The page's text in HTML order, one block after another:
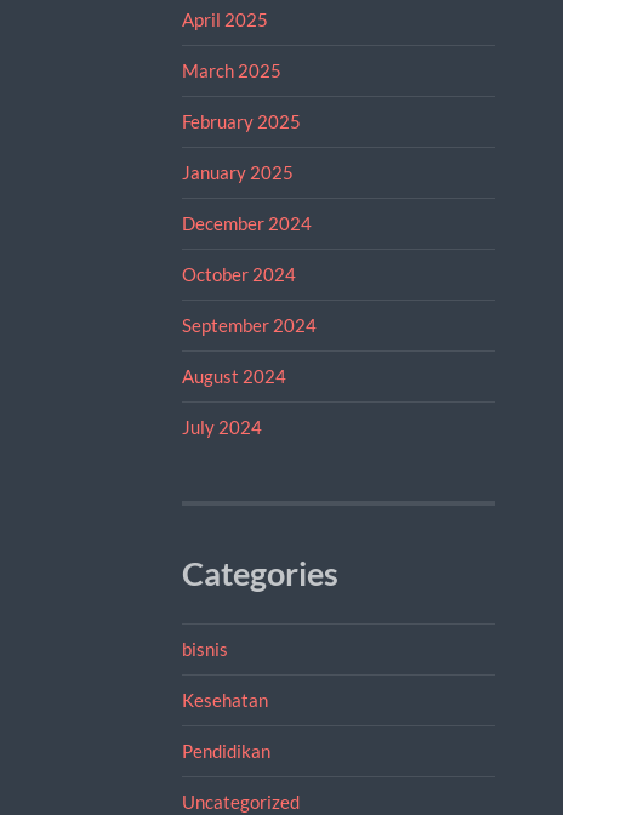
April 2025
March 2025
February 2025
January 2025
December 2024
October 2024
September 2024
August 2024
July 2024
Categories
bisnis
Kesehatan
Pendidikan
Uncategorized